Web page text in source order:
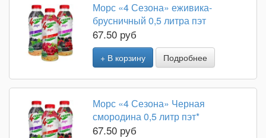
Морс «4 Сезона» еживика-
брусничный 0,5 литра пэт
67.50 руб
+ В корзину Подробнее
Морс «4 Сезона» Черная
смородина 0,5 литр пэт*
67.50 руб